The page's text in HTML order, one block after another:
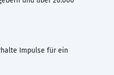
Impulse für ein